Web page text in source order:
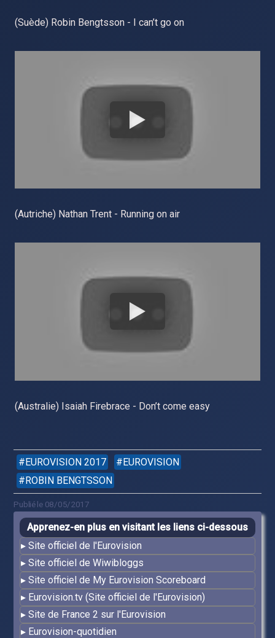
(Suède) Robin Bengtsson - I can’t go on
(Autriche) Nathan Trent - Running on air
(Australie) Isaiah Firebrace - Don’t come easy
EUROVISION 2017
EUROVISION
ROBIN BENGTSSON
Publié le 08/05/2017
Apprenez-en plus en visitant les liens ci-dessous
Site officiel de l'Eurovision
Site officiel de Wiwibloggs
Site officiel de My Eurovision Scoreboard
Eurovision.tv (Site officiel de l'Eurovision)
Site de France 2 sur l'Eurovision
Eurovision-quotidien